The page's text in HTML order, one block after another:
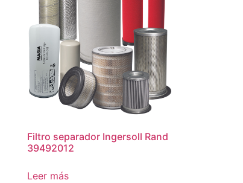
Filtro separador Ingersoll Rand
39492012
Leer más